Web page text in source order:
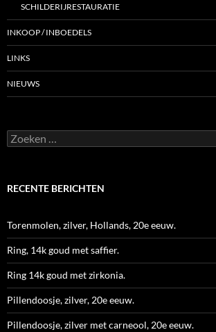
SCHILDERIJRESTAURATIE
INKOOP / INBOEDELS
LINKS
NIEUWS
Zoeken
naar:
RECENTE BERICHTEN
Torenmolen, zilver, Hollands, 20e eeuw.
Ring, 14k goud met saffier.
Ring 14k goud met zirkonia.
Pillendoosje, zilver, 20e eeuw.
Pillendoosje, zilver met carneool, 20e eeuw.